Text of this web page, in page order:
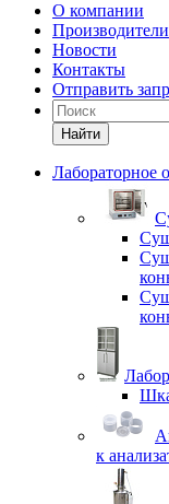
О компании
Производители
Новости
Контакты
Отправить
Найти
Лабораторное
к